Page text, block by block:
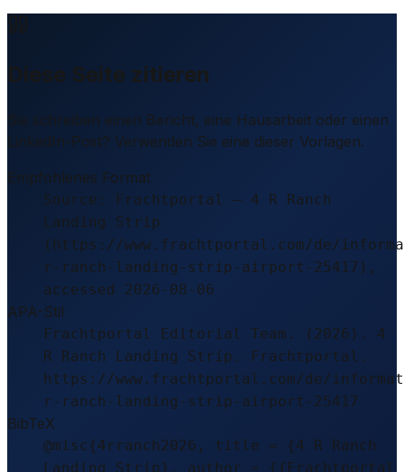
Diese Seite zitieren
Sie schreiben einen Bericht, eine Hausarbeit oder einen
LinkedIn-Post? Verwenden Sie eine dieser Vorlagen.
Empfohlenes Format
Source: Frachtportal – 4 R Ranch
Landing Strip
(https://www.frachtportal.com/de/
r-ranch-landing-strip-airport-25417),
accessed 2026-08-06
APA-Stil
Frachtportal Editorial Team. (2026). 4
R Ranch Landing Strip. Frachtportal.
https://www.frachtportal.com/de/
r-ranch-landing-strip-airport-25417
BibTeX
@misc{4rranch2026, title = {4 R Ranch
Landing Strip}, author = {{Frachtportal